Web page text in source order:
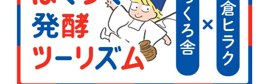
ABOUT
CONTENTS